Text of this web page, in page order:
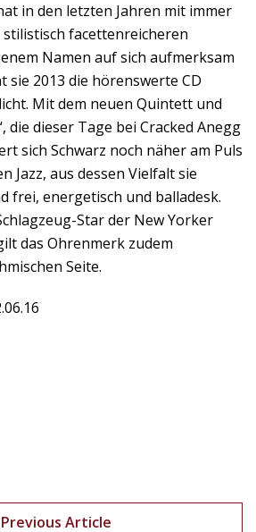
in den letzten Jahren mit immer
facettenreicheren
Namen auf sich aufmerksam
sie 2013 die hörenswerte CD
Mit dem neuen Quintett und
die dieser Tage bei Cracked Anegg
sich Schwarz noch näher am Puls
Jazz, aus dessen Vielfalt sie
frei, energetisch und balladesk.
Star der New Yorker
das Ohrenmerk zudem
Seite.
Previous Article